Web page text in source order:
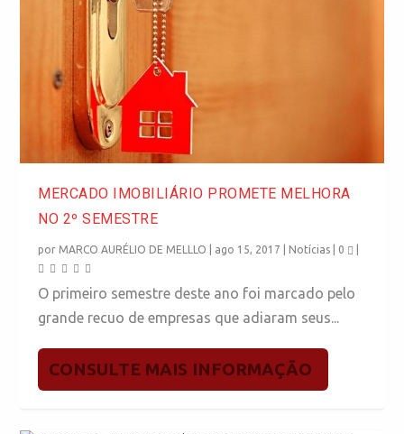
MERCADO IMOBILIÁRIO PROMETE MELHORA
NO 2º SEMESTRE
por MARCO AURÉLIO DE MELLLO ago 15, 2017 Notícias 0
O primeiro semestre deste ano foi marcado pelo
grande recuo de empresas que adiaram seus...
CONSULTE MAIS INFORMAÇÃO